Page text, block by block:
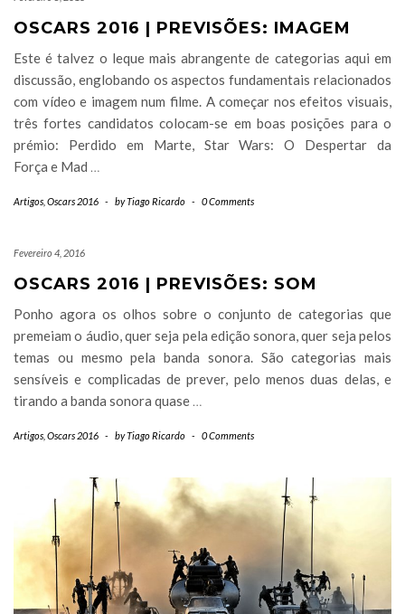
OSCARS 2016 | PREVISÕES: IMAGEM
Este é talvez o leque mais abrangente de categorias aqui em
discussão, englobando os aspectos fundamentais relacionados
com vídeo e imagem num filme. A começar nos efeitos visuais,
três fortes candidatos colocam-se em boas posições para o
prémio: Perdido em Marte, Star Wars: O Despertar da
Força e Mad …
Artigos Oscars 2016 - byTiago Ricardo - 0 Comments
Fevereiro 4, 2016
OSCARS 2016 | PREVISÕES: SOM
Ponho agora os olhos sobre o conjunto de categorias que
premeiam o áudio, quer seja pela edição sonora, quer seja pelos
temas ou mesmo pela banda sonora. São categorias mais
sensíveis e complicadas de prever, pelo menos duas delas, e
tirando a banda sonora quase …
Artigos Oscars 2016 - byTiago Ricardo - 0 Comments